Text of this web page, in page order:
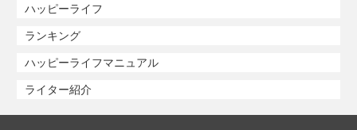
ハッピーライフ
ランキング
ハッピーライフマニュアル
ライター紹介